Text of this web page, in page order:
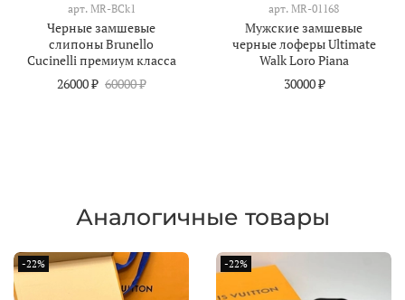
арт. MR-BCk1
Черные замшевые
слипоны Brunello
Cucinelli премиум класса
26000 ₽ 60000 ₽
арт. MR-01168
Мужские замшевые
черные лоферы Ultimate
Walk Loro Piana
30000 ₽
Аналогичные товары
-22% -22%